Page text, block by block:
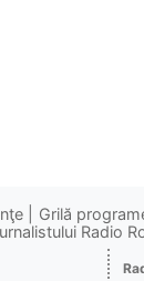
Grilă
Radio